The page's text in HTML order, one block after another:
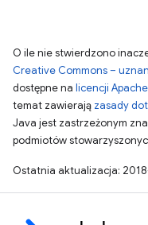
O ile nie stwierdzono
Creative Commons –
dostępne na licencji
temat zawierają zasady
Java jest zastrzeżonym
podmiotów
Ostatnia aktualizacja: